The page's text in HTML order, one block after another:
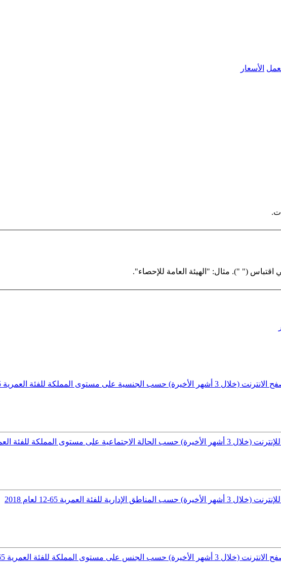
الأسعار
(" "). مثال: "الهيئة العامة للإحصاء".
المملكة للفئة العمرية 65-12 لعام 2018
للفئة العمرية 65-15 لعام 2018
للفئة العمرية 65-12 لعام 2018
المملكة للفئة العمرية 65-12 لعام 2018